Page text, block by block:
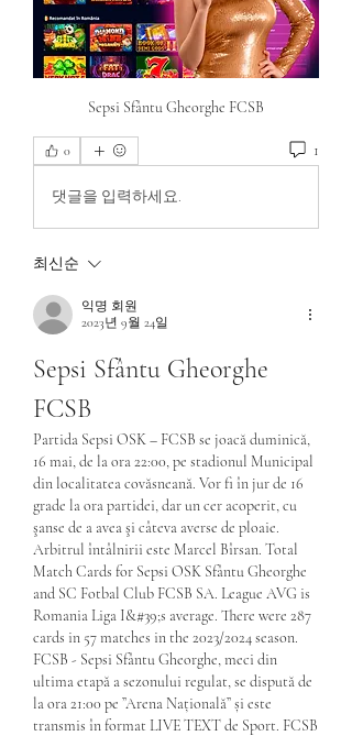
Sepsi Sfântu Gheorghe FCSB
0 1
댓글을 입력하세요.
최신순
익명 회원
2023년 9월 24일
Sepsi Sfântu Gheorghe
FCSB
Partida Sepsi OSK – FCSB se joacă duminică,
16 mai, de la ora 22:00, pe stadionul Municipal
din localitatea covăsneană. Vor fi în jur de 16
grade la ora partidei, dar un cer acoperit, cu
şanse de a avea şi câteva averse de ploaie.
Arbitrul întâlnirii este Marcel Bîrsan. Total
Match Cards for Sepsi OSK Sfântu Gheorghe
and SC Fotbal Club FCSB SA. League AVG is
Romania Liga I&#39;s average. There were 287
cards in 57 matches in the 2023/2024 season.
FCSB - Sepsi Sfântu Gheorghe, meci din
ultima etapă a sezonului regulat, se dispută de
la ora 21:00 pe ”Arena Națională” și este
transmis în format LIVE TEXT de Sport. FCSB